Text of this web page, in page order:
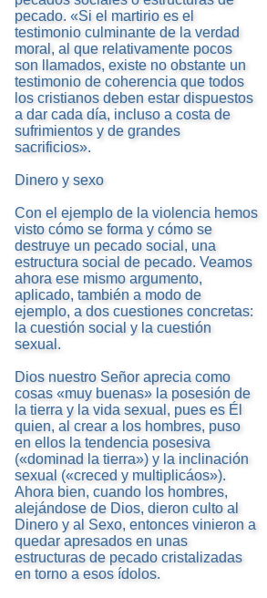
pecado. «Si el martirio es el
testimonio culminante de la verdad
moral, al que relativamente pocos
son llamados, existe no obstante un
testimonio de coherencia que todos
los cristianos deben estar dispuestos
a dar cada día, incluso a costa de
sufrimientos y de grandes
sacrificios».
Dinero y sexo
Con el ejemplo de la violencia hemos
visto cómo se forma y cómo se
destruye un pecado social, una
estructura social de pecado. Veamos
ahora ese mismo argumento,
aplicado, también a modo de
ejemplo, a dos cuestiones concretas:
la cuestión social y la cuestión
sexual.
Dios nuestro Señor aprecia como
cosas «muy buenas» la posesión de
la tierra y la vida sexual, pues es Él
quien, al crear a los hombres, puso
en ellos la tendencia posesiva
(«dominad la tierra») y la inclinación
sexual («creced y multiplicáos»).
Ahora bien, cuando los hombres,
alejándose de Dios, dieron culto al
Dinero y al Sexo, entonces vinieron a
quedar apresados en unas
estructuras de pecado cristalizadas
en torno a esos ídolos.